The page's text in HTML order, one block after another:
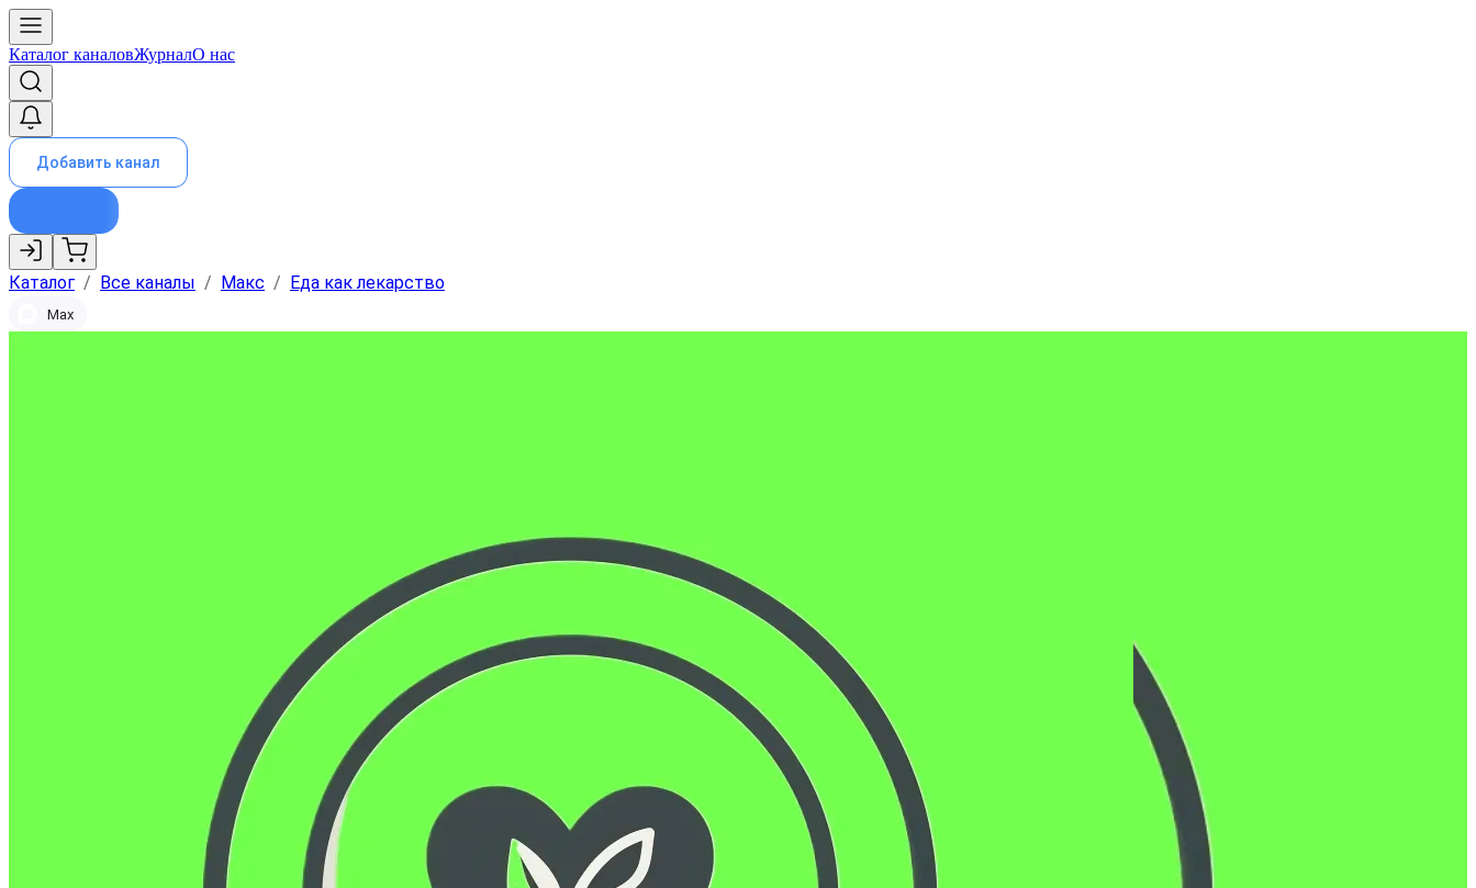
Каталог каналовЖурналО нас
Добавить канал
Каталог / Все каналы / Макс / Еда как лекарство
Max